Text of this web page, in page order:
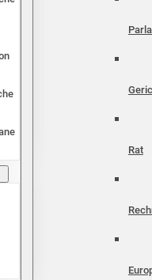
Rat